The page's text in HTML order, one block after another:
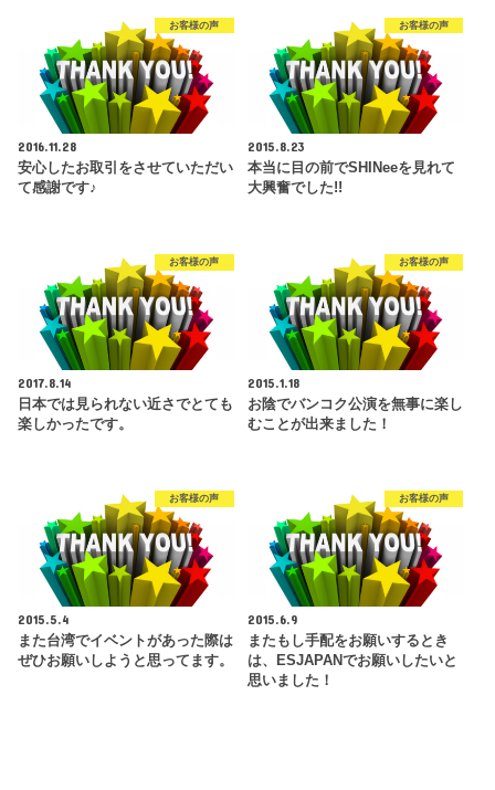
お客様の声
2016.11.28
安心したお取引をさせていただい
て感謝です♪
お客様の声
2015.8.23
本当に目の前でSHINeeを見れて
大興奮でした!!
お客様の声
2017.8.14
日本では見られない近さでとても
楽しかったです。
お客様の声
2015.1.18
お陰でバンコク公演を無事に楽し
むことが出来ました！
お客様の声
2015.5.4
また台湾でイベントがあった際は
ぜひお願いしようと思ってます。
お客様の声
2015.6.9
またもし手配をお願いするとき
は、ESJAPANでお願いしたいと
思いました！